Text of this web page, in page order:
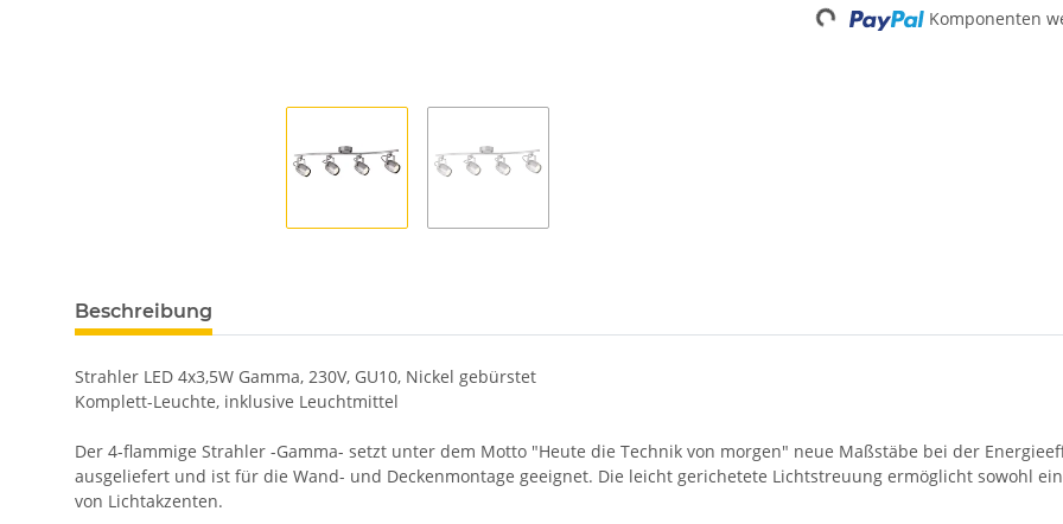
Loading... Komponenten
Beschreibung
Strahler LED 4x3,5W Gamma, 230V, GU10, Nickel gebürstet
Komplett-Leuchte, inklusive Leuchtmittel
Der 4-flammige Strahler -Gamma- setzt unter dem Motto "Heute die Technik von morgen" neue Maßstäbe bei der
ausgeliefert und ist für die Wand- und Deckenmontage geeignet. Die leicht gerichetete Lichtstreuung ermöglicht sowohl
von Lichtakzenten.